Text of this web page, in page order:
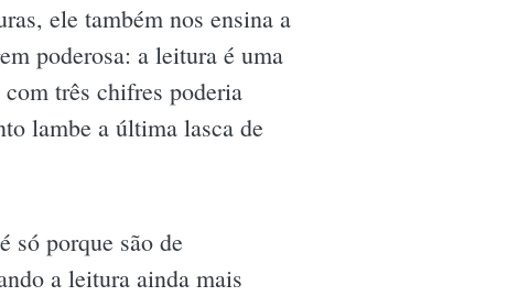
ele também nos ensina a
poderosa: a leitura é uma
três chifres poderia
lambe a última lasca de
só porque são de
a leitura ainda mais